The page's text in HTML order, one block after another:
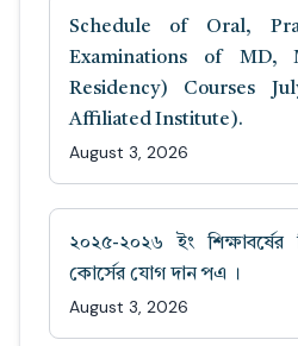
Schedule of Oral,
Examinations of MD,
Residency) Courses
Affiliated Institute).
August 3, 2026
২০২৫-২০২৬ ইং
কোর্সের যোগ দান পএ ।
August 3, 2026